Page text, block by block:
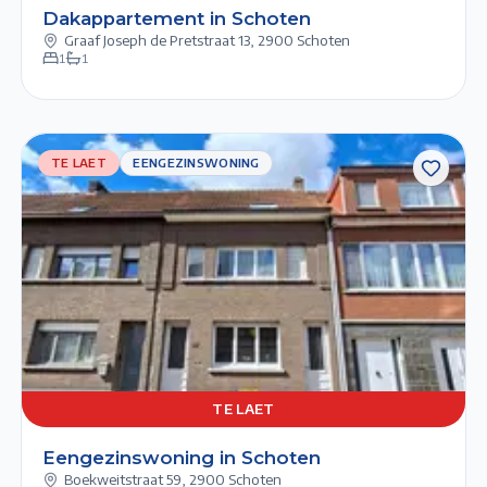
Dakappartement in Schoten
Graaf Joseph de Pretstraat 13 2900 Schoten
1 1
TE LAET EENGEZINSWONING
TE LAET
TE LAET
EENGEZINSWONING
Previous slide
Next slide
TE
Eengezinswoning in Schoten
Boekweitstraat 59 2900 Schoten